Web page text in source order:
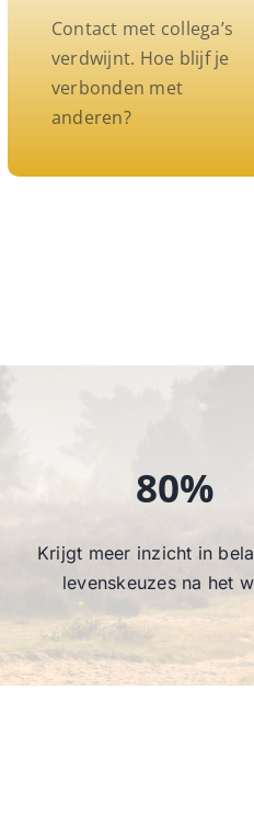
Contact met collega’s
verdwijnt. Hoe blijf je
verbonden met
anderen?
80%
Krijgt meer inzicht in
levenskeuzes na het